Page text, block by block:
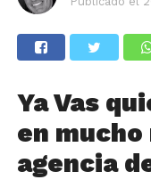
Ya Vas
en mucho
agencia